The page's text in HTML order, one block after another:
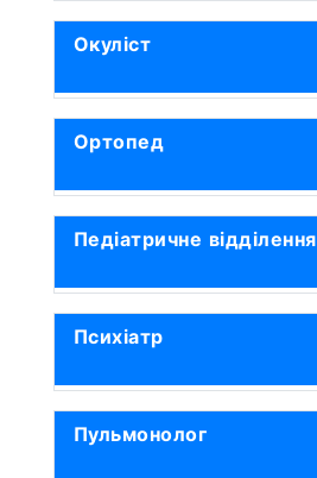
Окуліст
Ортопед
Педіатричне відділення
Психіатр
Пульмонолог